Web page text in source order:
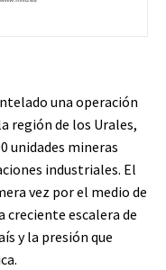
una operación
región de los Urales,
unidades mineras
industriales. El
vez por el medio de
escalera de
y la presión que